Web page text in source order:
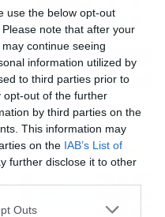
use the below opt-out
note that after your
continue seeing
information utilized by
to third parties prior to
opt-out of the further
by third parties on the
This information may
on the IAB’s List of
further disclose it to other
one or more Google
Outs
τάξης του
2024. Οι μαθητές